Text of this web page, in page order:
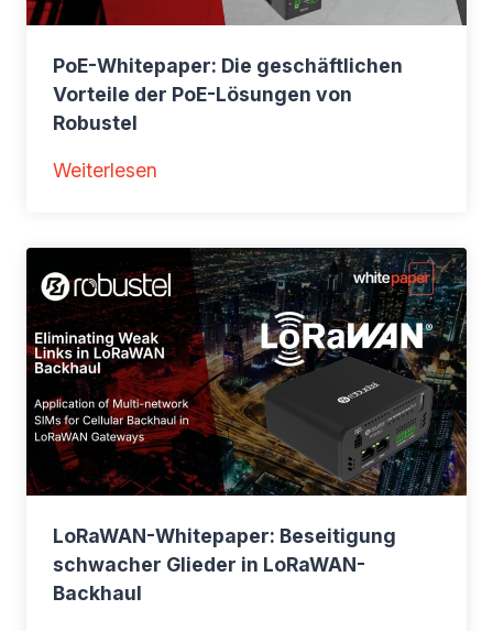
PoE-Whitepaper: Die geschäftlichen
Vorteile der PoE-Lösungen von
Robustel
Weiterlesen
-
W
h
i
t
e
p
p
e
LoRaWAN-Whitepaper: Beseitigung
schwacher Glieder in LoRaWAN-
Backhaul